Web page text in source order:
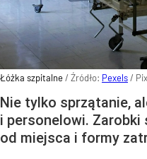
Łóżka szpitalne/ Źródło: Pexels/
Nie tylko sprzątanie,
i personelowi. Zarobki
od miejsca i formy